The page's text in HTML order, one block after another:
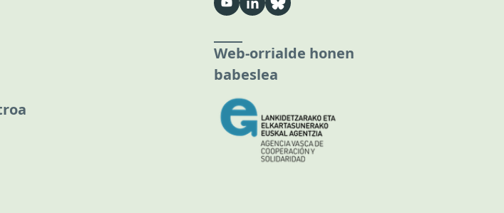
Web-orrialde honen
babeslea